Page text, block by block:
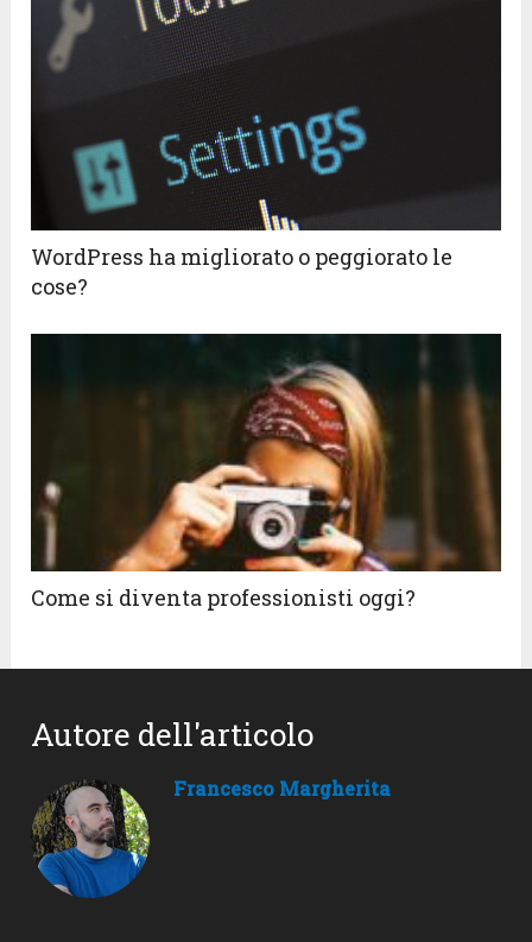
WordPress ha migliorato o peggiorato le
cose?
Come si diventa professionisti oggi?
Autore dell'articolo
Francesco Margherita